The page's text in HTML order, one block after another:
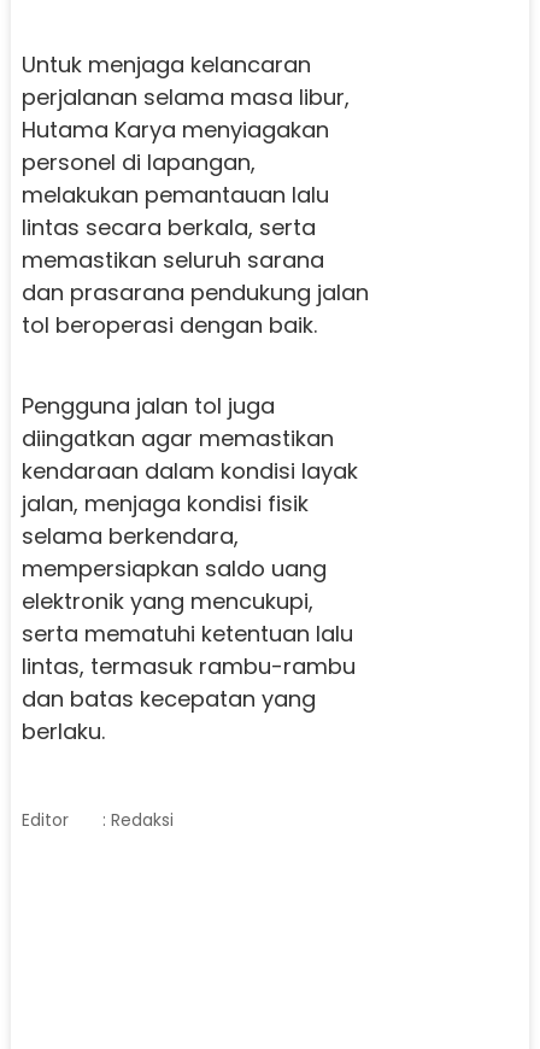
Untuk menjaga kelancaran
perjalanan selama masa libur,
Hutama Karya menyiagakan
personel di lapangan,
melakukan pemantauan lalu
lintas secara berkala, serta
memastikan seluruh sarana
dan prasarana pendukung jalan
tol beroperasi dengan baik.
Pengguna jalan tol juga
diingatkan agar memastikan
kendaraan dalam kondisi layak
jalan, menjaga kondisi fisik
selama berkendara,
mempersiapkan saldo uang
elektronik yang mencukupi,
serta mematuhi ketentuan lalu
lintas, termasuk rambu-rambu
dan batas kecepatan yang
berlaku.
Editor : Redaksi